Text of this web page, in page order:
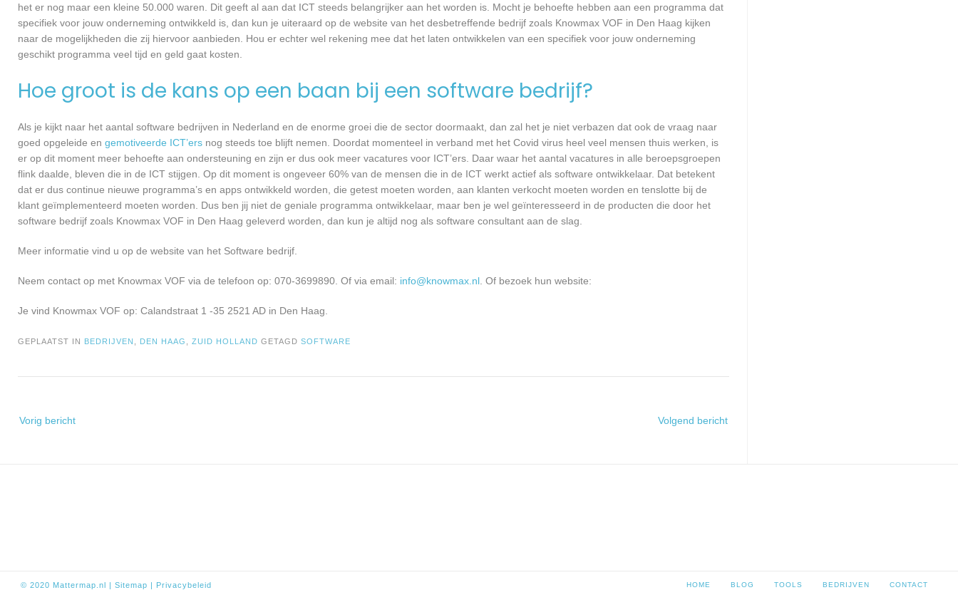
het er nog maar een kleine 50.000 waren. Dit geeft al aan dat ICT steeds belangrijker aan het worden is. Mocht je behoefte hebben aan een programma dat
specifiek voor jouw onderneming ontwikkeld is, dan kun je uiteraard op de website van het desbetreffende bedrijf zoals Knowmax VOF in Den Haag kijken
naar de mogelijkheden die zij hiervoor aanbieden. Hou er echter wel rekening mee dat het laten ontwikkelen van een specifiek voor jouw onderneming
geschikt programma veel tijd en geld gaat kosten.
Hoe groot is de kans op een baan bij een software bedrijf?
Als je kijkt naar het aantal software bedrijven in Nederland en de enorme groei die de sector doormaakt, dan zal het je niet verbazen dat ook de vraag naar
goed opgeleide en gemotiveerde ICT’ers nog steeds toe blijft nemen. Doordat momenteel in verband met het Covid virus heel veel mensen thuis werken, is
er op dit moment meer behoefte aan ondersteuning en zijn er dus ook meer vacatures voor ICT’ers. Daar waar het aantal vacatures in alle beroepsgroepen
flink daalde, bleven die in de ICT stijgen. Op dit moment is ongeveer 60% van de mensen die in de ICT werkt actief als software ontwikkelaar. Dat betekent
dat er dus continue nieuwe programma’s en apps ontwikkeld worden, die getest moeten worden, aan klanten verkocht moeten worden en tenslotte bij de
klant geïmplementeerd moeten worden. Dus ben jij niet de geniale programma ontwikkelaar, maar ben je wel geïnteresseerd in de producten die door het
software bedrijf zoals Knowmax VOF in Den Haag geleverd worden, dan kun je altijd nog als software consultant aan de slag.
Meer informatie vind u op de website van het Software bedrijf.
Neem contact op met Knowmax VOF via de telefoon op: 070-3699890. Of via email: info@knowmax.nl . Of bezoek hun website:
Je vind Knowmax VOF op: Calandstraat 1 -35 2521 AD in Den Haag.
GEPLAATST IN BEDRIJVEN DEN HAAG ZUID HOLLAND GETAGD SOFTWARE
navigatie
Vorig bericht Volgend bericht
© 2020 Mattermap.nl | Sitemap | Privacybeleid HOME BLOG TOOLS BEDRIJVEN CONTACT